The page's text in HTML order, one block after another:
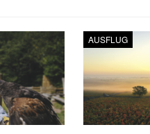
AUSFLUG